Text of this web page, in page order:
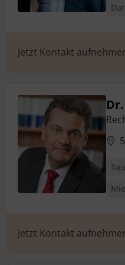
Jetzt Kontakt
Jetzt Kontakt